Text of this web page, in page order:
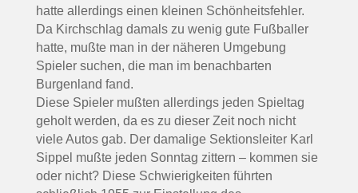
hatte allerdings einen kleinen Schönheitsfehler.
Da Kirchschlag damals zu wenig gute Fußballer
hatte, mußte man in der näheren Umgebung
Spieler suchen, die man im benachbarten
Burgenland fand.
Diese Spieler mußten allerdings jeden Spieltag
geholt werden, da es zu dieser Zeit noch nicht
viele Autos gab. Der damalige Sektionsleiter Karl
Sippel mußte jeden Sonntag zittern – kommen sie
oder nicht? Diese Schwierigkeiten führten